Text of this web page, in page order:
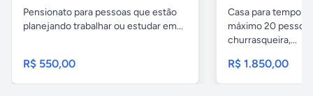
Pensionato para pessoas que estão
planejando trabalhar ou estudar em...
R$ 550,00
Casa para
máximo 20
churrasqueira,...
R$ 1.850,00